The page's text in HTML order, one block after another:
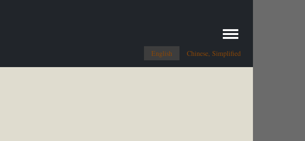
English Chinese, Simplified
Toggle menu